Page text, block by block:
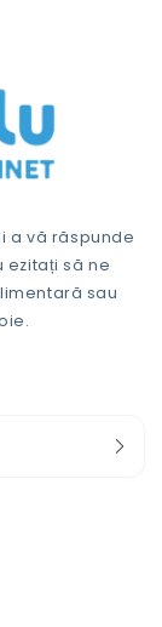
a vă răspunde
ezitați să ne
sau